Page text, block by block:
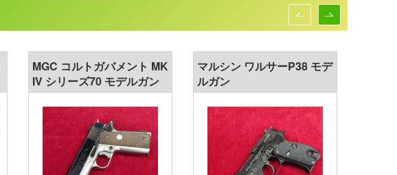
MGC コルトガバメント MK
IV シリーズ70 モデルガン
マルシン ワルサーP38 モデ
ルガン